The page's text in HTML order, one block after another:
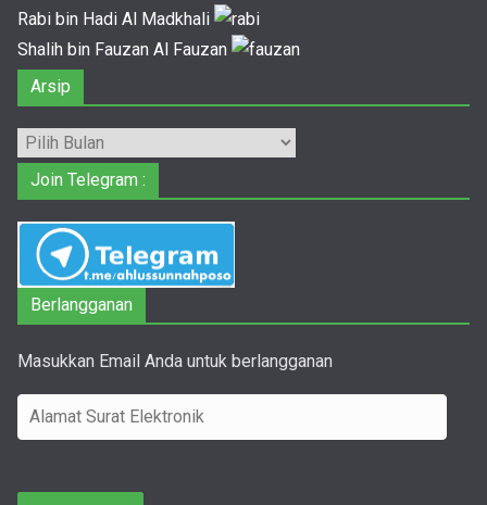
Rabi bin Hadi Al Madkhali
Shalih bin Fauzan Al Fauzan
Arsip
Arsip
Join Telegram :
Berlangganan
Masukkan Email Anda untuk berlangganan
l
m